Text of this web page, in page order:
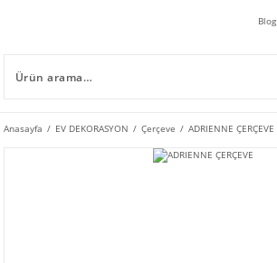
Blog
Anasayfa EV DEKORASYON Çerçeve ADRIENNE ÇERÇEVE